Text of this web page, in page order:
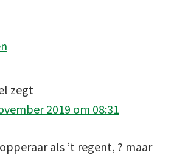
zegt
2019 om 08:31
als ’t regent, ? maar